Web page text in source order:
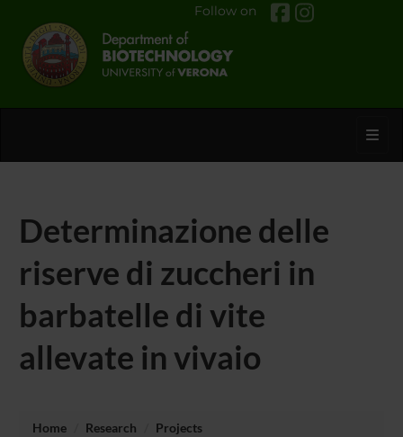
Follow on
Determinazione delle
riserve di zuccheri in
barbatelle di vite
allevate in vivaio
Home Research
Projects